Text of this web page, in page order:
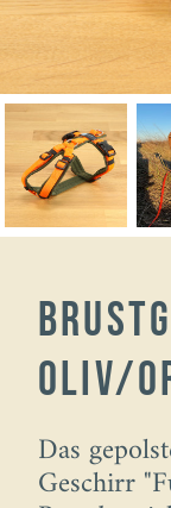
oliv/
Das
Geschirr